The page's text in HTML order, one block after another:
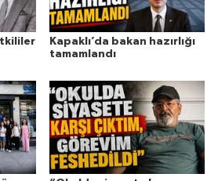
Kapaklı’da bakan hazırlığı
tamamlandı